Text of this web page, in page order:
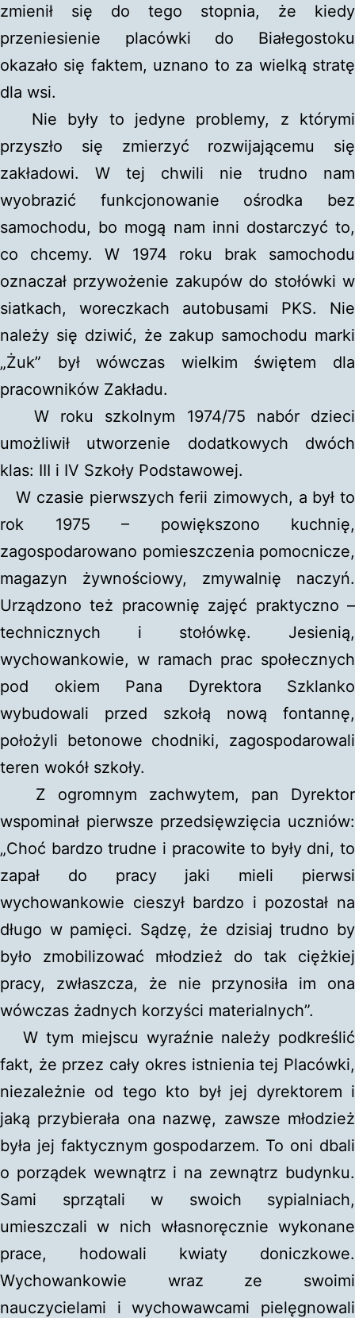
zmienił się do tego stopnia, że kiedy
przeniesienie placówki do Białegostoku
okazało się faktem, uznano to za wielką stratę
dla wsi.
Nie były to jedyne problemy, z którymi
przyszło się zmierzyć rozwijającemu się
zakładowi. W tej chwili nie trudno nam
wyobrazić funkcjonowanie ośrodka bez
samochodu, bo mogą nam inni dostarczyć to,
co chcemy. W 1974 roku brak samochodu
oznaczał przywożenie zakupów do stołówki w
siatkach, woreczkach autobusami PKS. Nie
należy się dziwić, że zakup samochodu marki
„Żuk” był wówczas wielkim świętem dla
pracowników Zakładu.
W roku szkolnym 1974/75 nabór dzieci
umożliwił utworzenie dodatkowych dwóch
klas: III i IV Szkoły Podstawowej.
W czasie pierwszych ferii zimowych, a był to
rok 1975 – powiększono kuchnię,
zagospodarowano pomieszczenia pomocnicze,
magazyn żywnościowy, zmywalnię naczyń.
Urządzono też pracownię zajęć praktyczno –
technicznych i stołówkę. Jesienią,
wychowankowie, w ramach prac społecznych
pod okiem Pana Dyrektora Szklanko
wybudowali przed szkołą nową fontannę,
położyli betonowe chodniki, zagospodarowali
teren wokół szkoły.
Z ogromnym zachwytem, pan Dyrektor
wspominał pierwsze przedsięwzięcia uczniów:
„Choć bardzo trudne i pracowite to były dni, to
zapał do pracy jaki mieli pierwsi
wychowankowie cieszył bardzo i pozostał na
długo w pamięci. Sądzę, że dzisiaj trudno by
było zmobilizować młodzież do tak ciężkiej
pracy, zwłaszcza, że nie przynosiła im ona
wówczas żadnych korzyści materialnych”.
W tym miejscu wyraźnie należy podkreślić
fakt, że przez cały okres istnienia tej Placówki,
niezależnie od tego kto był jej dyrektorem i
jaką przybierała ona nazwę, zawsze młodzież
była jej faktycznym gospodarzem. To oni dbali
o porządek wewnątrz i na zewnątrz budynku.
Sami sprzątali w swoich sypialniach,
umieszczali w nich własnoręcznie wykonane
prace, hodowali kwiaty doniczkowe.
Wychowankowie wraz ze swoimi
nauczycielami i wychowawcami pielęgnowali